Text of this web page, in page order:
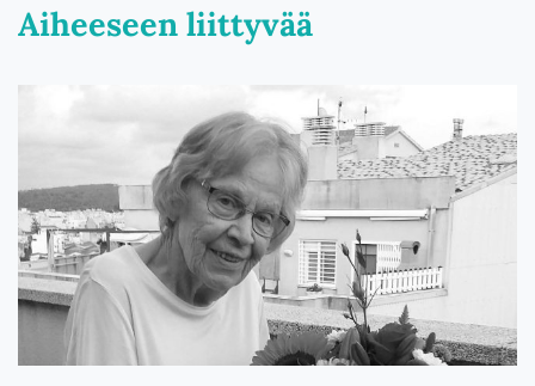
Aiheeseen liittyvää